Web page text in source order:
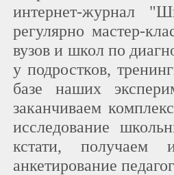
интернет-журнал
регулярно мастер-
вузов и школ по
у подростков,
базе наших
заканчиваем
исследование
кстати, получаем
анкетирование